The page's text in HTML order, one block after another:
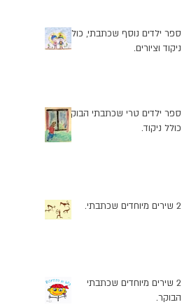
ספר ילדים נוסף שכתבתי, כולל
ניקוד וציורים.
ספר ילדים טרי שכתבתי הבוקר
כולל ניקוד.
2 שירים מיוחדים שכתבתי.
2 שירים מיוחדים שכתבתי
הבוקר.